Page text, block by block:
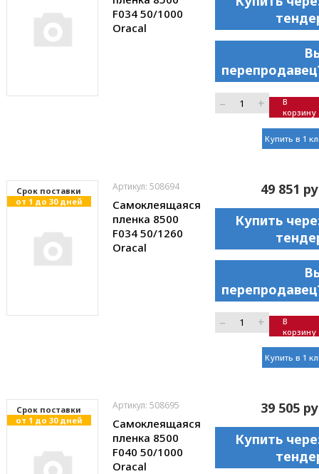
F034 50/1000
Oracal
– +
В
корзину
Купить в 1
Cрок поставки
от 1 до 30 дней
Артикул: 508694
Самоклеящаяся
пленка 8500
F034 50/1260
Oracal
49 851
Купить
– +
В
корзину
Купить в 1
Cрок поставки
от 1 до 30 дней
Артикул: 508695
Самоклеящаяся
пленка 8500
F040 50/1000
Oracal
39 505
Купить